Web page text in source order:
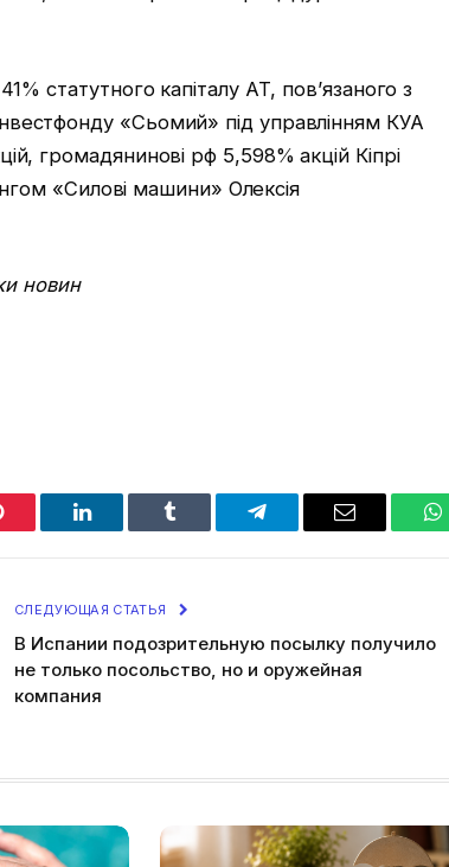
статутного капіталу АТ, пов’язаного з
«Сьомий» під управлінням КУА
громадянинові рф 5,598% акцій Кіпрі
«Силові машини» Олексія
новин
LinkedIn Tumblr Telegram Email
СЛЕДУЮЩАЯ СТАТЬЯ
В Испании подозрительную посылку получило
не только посольство, но и оружейная
компания